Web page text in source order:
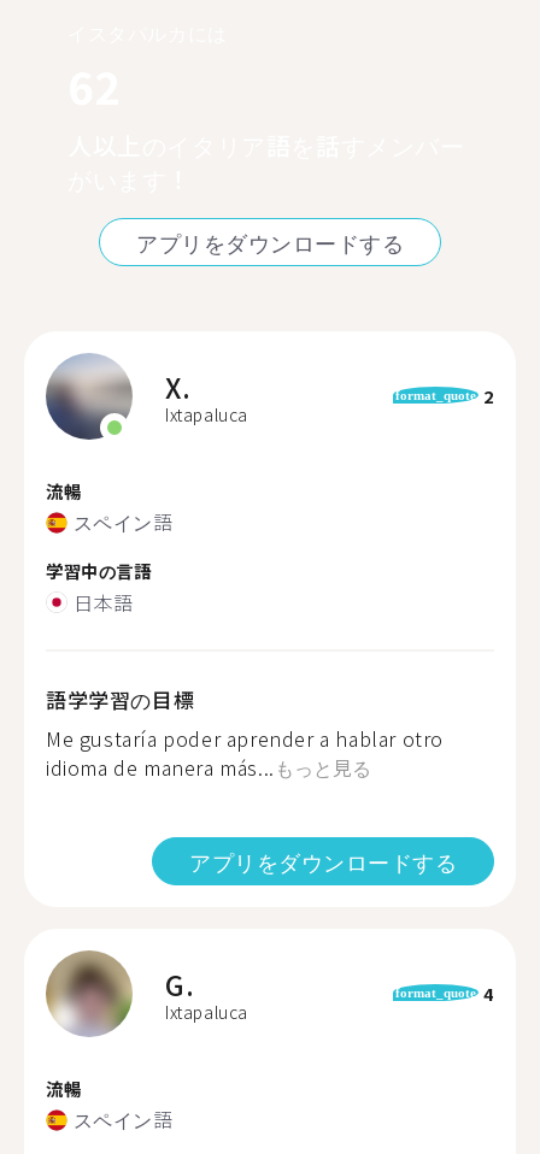
アプリをダウンロードする
X.
Ixtapaluca
format_quote 2
流暢
スペイン語
学習中の言語
日本語
語学学習の目標
Me gustaría poder aprender a hablar otro
idioma de manera más... もっと見る
アプリをダウンロードする
G.
Ixtapaluca
format_quote 4
流暢
スペイン語